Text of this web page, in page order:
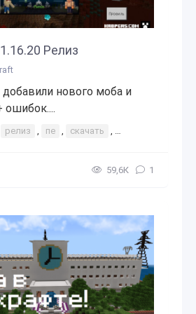
Релиз
нового моба и
ошибок....
релиз , пе , скачать , 1.16.20
59,6К 1